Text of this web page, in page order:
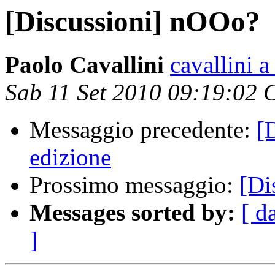
[Discussioni] nOOo?
Paolo Cavallini cavallini
Sab 11 Set 2010 09:19:02
Messaggio precedente:
edizione
Prossimo messaggio:
Messages sorted by: [
]